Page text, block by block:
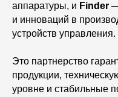
аппаратуры, и Finder
и инноваций в
устройств управления.
Это партнерство
продукции,
уровне и стабильные